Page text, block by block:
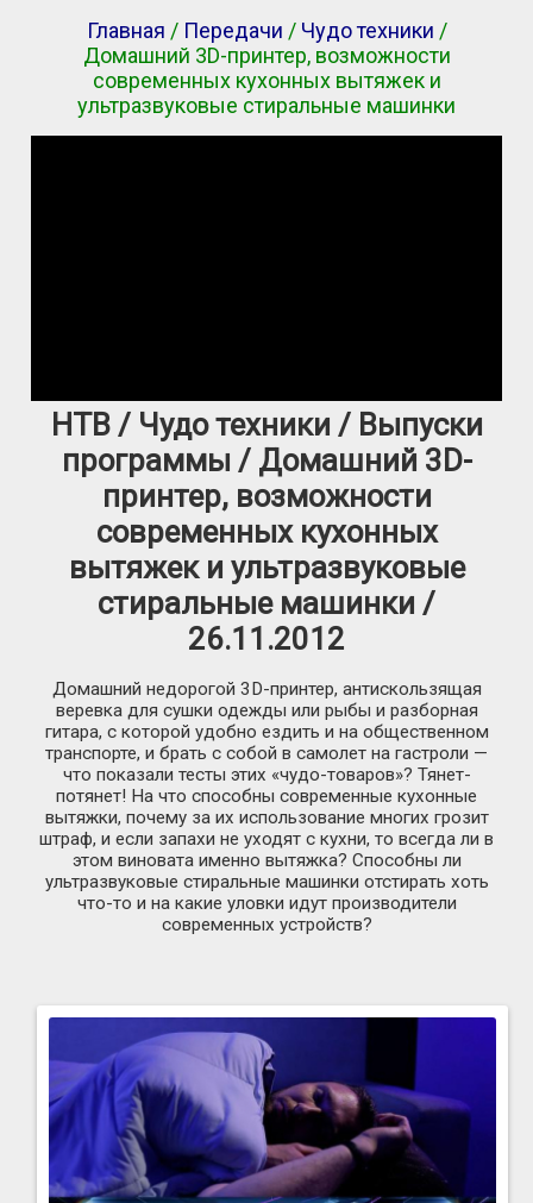
Главная / Передачи / Чудо техники /
Домашний 3D-принтер, возможности
современных кухонных вытяжек и
ультразвуковые стиральные машинки
НТВ / Чудо техники / Выпуски
программы / Домашний 3D-
принтер, возможности
современных кухонных
вытяжек и ультразвуковые
стиральные машинки /
26.11.2012
Домашний недорогой 3D-принтер, антискользящая
веревка для сушки одежды или рыбы и разборная
гитара, с которой удобно ездить и на общественном
транспорте, и брать с собой в самолет на гастроли —
что показали тесты этих «чудо-товаров»? Тянет-
потянет! На что способны современные кухонные
вытяжки, почему за их использование многих грозит
штраф, и если запахи не уходят с кухни, то всегда ли в
этом виновата именно вытяжка? Способны ли
ультразвуковые стиральные машинки отстирать хоть
что-то и на какие уловки идут производители
современных устройств?